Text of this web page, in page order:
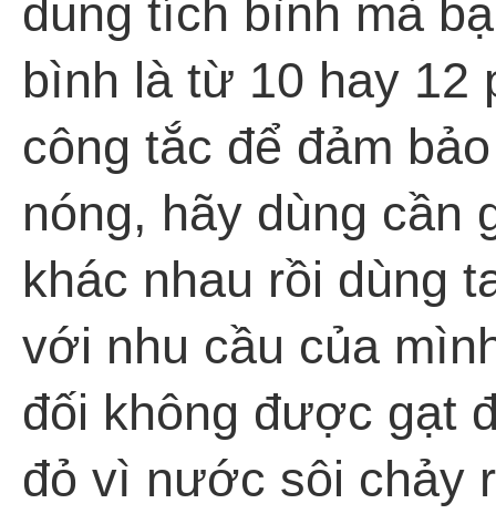
dung tích bình mà
bình là từ 10 hay 12
công tắc để đảm
nóng, hãy dùng cần
khác nhau rồi dùng
với nhu cầu của
đối không được gạt
đỏ vì nước sôi chảy